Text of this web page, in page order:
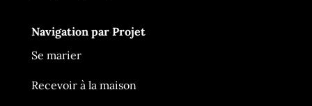
Navigation par Projet
Se marier
Recevoir à la maison